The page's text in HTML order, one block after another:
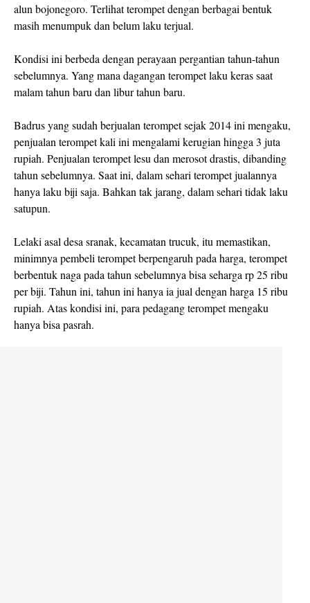
alun bojonegoro. Terlihat terompet dengan berbagai bentuk
masih menumpuk dan belum laku terjual.
Kondisi ini berbeda dengan perayaan pergantian tahun-tahun
sebelumnya. Yang mana dagangan terompet laku keras saat
malam tahun baru dan libur tahun baru.
Badrus yang sudah berjualan terompet sejak 2014 ini mengaku,
penjualan terompet kali ini mengalami kerugian hingga 3 juta
rupiah. Penjualan terompet lesu dan merosot drastis, dibanding
tahun sebelumnya. Saat ini, dalam sehari terompet jualannya
hanya laku biji saja. Bahkan tak jarang, dalam sehari tidak laku
satupun.
Lelaki asal desa sranak, kecamatan trucuk, itu memastikan,
minimnya pembeli terompet berpengaruh pada harga, terompet
berbentuk naga pada tahun sebelumnya bisa seharga rp 25 ribu
per biji. Tahun ini, tahun ini hanya ia jual dengan harga 15 ribu
rupiah. Atas kondisi ini, para pedagang terompet mengaku
hanya bisa pasrah.